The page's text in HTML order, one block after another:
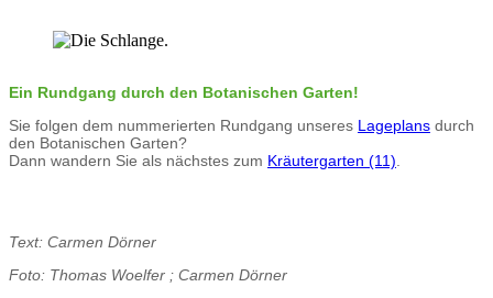
Ein Rundgang durch den Botanischen Garten!
Sie folgen dem nummerierten Rundgang unseres Lageplans durch
den Botanischen Garten?
Dann wandern Sie als nächstes zum Kräutergarten (11).
Text: Carmen Dörner
Foto: Thomas Woelfer ; Carmen Dörner